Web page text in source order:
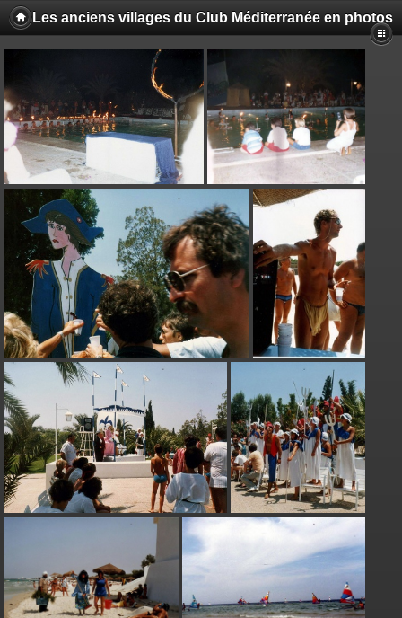
Les anciens villages du Club Méditerranée en photos